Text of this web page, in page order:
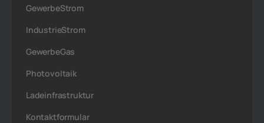
GewerbeStrom
IndustrieStrom
GewerbeGas
Photovoltaik
Ladeinfrastruktur
Kontaktformular